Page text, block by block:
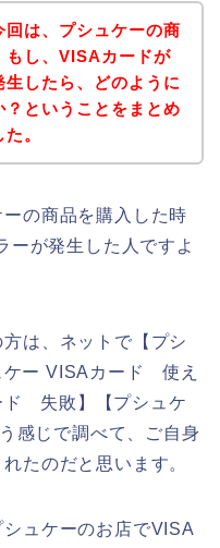
回は、プシュケーの商
もし、VISAカードが
したら、どのように
ということをまとめ
。
の商品を購入した時
ーが発生した人ですよ
は、ネットで【プシ
ケー VISAカード 使え
ド 失敗】【プシュケ
感じで調べて、ご自身
たのだと思います。
ュケーのお店でVISA